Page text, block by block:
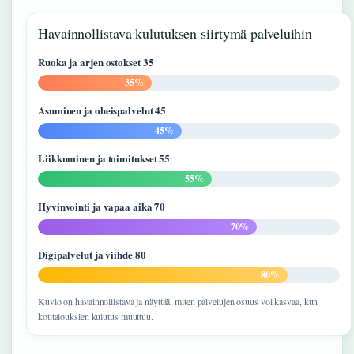
Havainnollistava kulutuksen siirtymä palveluihin
Ruoka ja arjen ostokset 35
35%
Asuminen ja oheispalvelut 45
45%
Liikkuminen ja toimitukset 55
55%
Hyvinvointi ja vapaa aika 70
70%
Digipalvelut ja viihde 80
80%
Kuvio on havainnollistava ja näyttää, miten palvelujen osuus voi kasvaa, kun
kotitalouksien kulutus muuttuu.